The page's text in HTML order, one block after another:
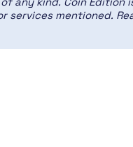
mentioned.